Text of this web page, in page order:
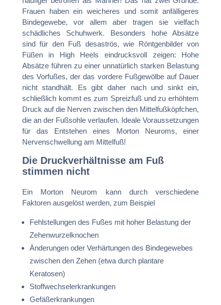
Frauen haben ein weicheres und somit anfälligeres
Bindegewebe, vor allem aber tragen sie vielfach
schädliches Schuhwerk. Besonders hohe Absätze
sind für den Fuß desaströs, wie Röntgenbilder von
Füßen in High Heels eindrucksvoll zeigen: Hohe
Absätze führen zu einer unnatürlich starken Belastung
des Vorfußes, der das vordere Fußgewölbe auf Dauer
nicht standhält. Es gibt daher nach und sinkt ein,
schließlich kommt es zum Spreizfuß und zu erhöhtem
Druck auf die Nerven zwischen den Mittelfußköpfchen,
die an der Fußsohle verlaufen. Ideale Voraussetzungen
für das Entstehen eines Morton Neuroms, einer
Nervenschwellung am Mittelfuß!
Die Druckverhältnisse am Fuß
stimmen nicht
Ein Morton Neurom kann durch verschiedene
Faktoren ausgelöst werden, zum Beispiel
Fehlstellungen des Fußes mit hoher Belastung der
Zehenwurzelknochen
Änderungen oder Verhärtungen des Bindegewebes
zwischen den Zehen (etwa durch plantare
Keratosen)
Stoffwechselerkrankungen
Gefäßerkrankungen